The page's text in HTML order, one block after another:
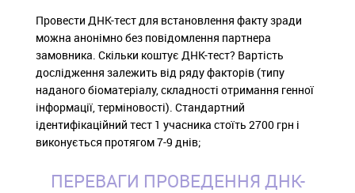
Провести ДНК-тест для встановлення факту зради
можна анонімно без повідомлення партнера
замовника. Скільки коштує ДНК-тест? Вартість
дослідження залежить від ряду факторів (типу
наданого біоматеріалу, складності отримання генної
інформації, терміновості). Стандартний
ідентифікаційний тест 1 учасника стоїть 2700 грн і
виконується протягом 7-9 днів;
ПЕРЕВАГИ ПРОВЕДЕННЯ ДНК-